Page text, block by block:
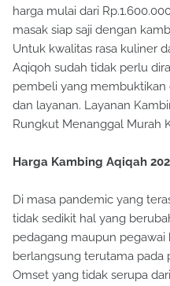
harga mulai dari
masak siap saji dengan
Untuk kwalitas rasa kuliner
Aqiqoh sudah tidak perlu
pembeli yang membuktikan
dan layanan. Layanan
Rungkut Menanggal Murah
Harga Kambing Aqiqah
Di masa pandemic yang
tidak sedikit hal yang
pedagang maupun pegawai
berlangsung terutama pada
Omset yang tidak serupa